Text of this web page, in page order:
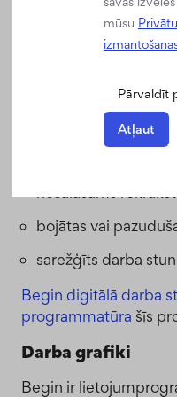
problēmu klāstā
darba stundu tabulu
trūkumiem, ko izraisa
papīra formātā:
bojātas vai
sarežģīts darba
Begin digitālā darba
programmatūra šīs
Darba grafiki
Begin ir
mūsu
Pārvaldīt
Atļaut